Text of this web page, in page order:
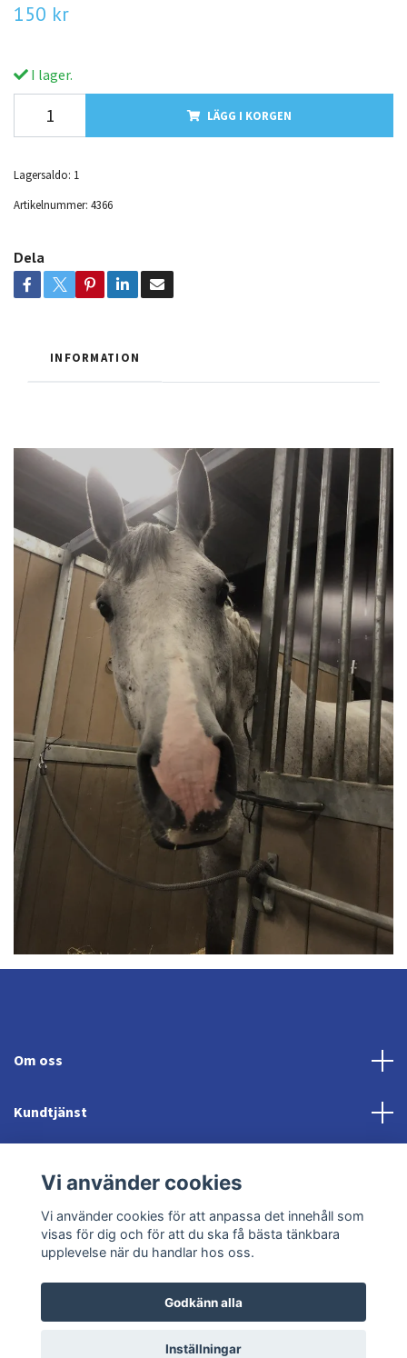
150 kr
I lager.
LÄGG I KORGEN
Lagersaldo: 1
Artikelnummer: 4366
Dela
INFORMATION
Om oss
Kundtjänst
Sociala medier
© 2026 Jonröds EquishopPowered by Quickbutik
Vi använder cookies
Vi använder cookies för att anpassa det innehåll som
visas för dig och för att du ska få bästa tänkbara
upplevelse när du handlar hos oss.
Godkänn alla
Inställningar